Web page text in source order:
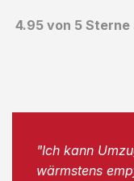
4.95 von 5
"Ich kann
wärmstens